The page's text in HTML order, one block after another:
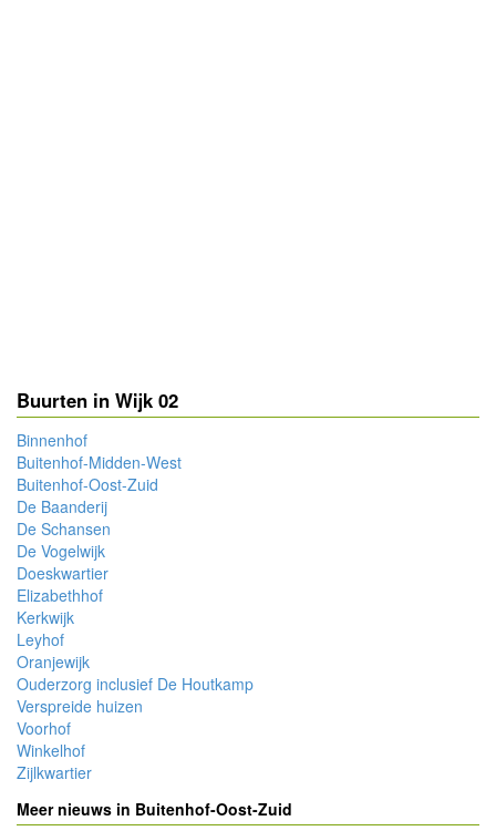
Buurten in Wijk 02
Binnenhof
Buitenhof-Midden-West
Buitenhof-Oost-Zuid
De Baanderij
De Schansen
De Vogelwijk
Doeskwartier
Elizabethhof
Kerkwijk
Leyhof
Oranjewijk
Ouderzorg inclusief De Houtkamp
Verspreide huizen
Voorhof
Winkelhof
Zijlkwartier
Meer nieuws in Buitenhof-Oost-Zuid